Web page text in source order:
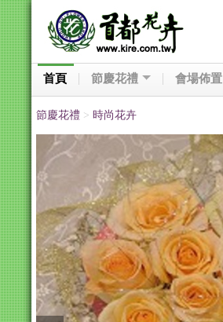
首頁 節慶花禮 會場佈置
節慶花禮 > 時尚花卉